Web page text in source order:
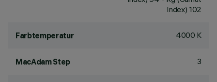
Index) 102
Farbtemperatur 4000 K
MacAdam Step 3